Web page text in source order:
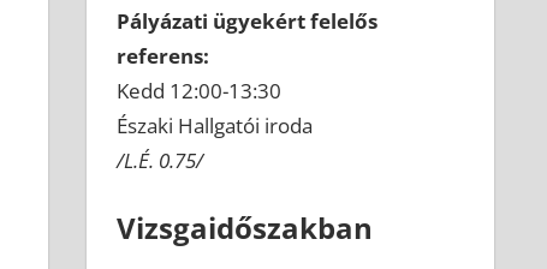
Pályázati ügyekért felelős
referens:
Kedd 12:00-13:30
Északi Hallgatói iroda
/L.É. 0.75/
Vizsgaidőszakban